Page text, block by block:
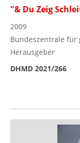
"& Du Zeig
2009
Bundeszentrale für
Herausgeber
DHMD 2021/266